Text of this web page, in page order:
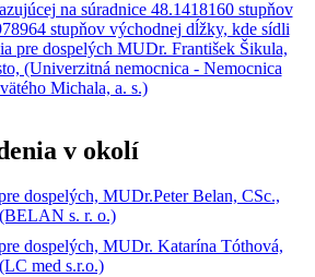
v okolí
dospelých, MUDr.Peter Belan, CSc.,
s. r. o.)
dospelých, MUDr. Katarína Tóthová,
med s.r.o.)